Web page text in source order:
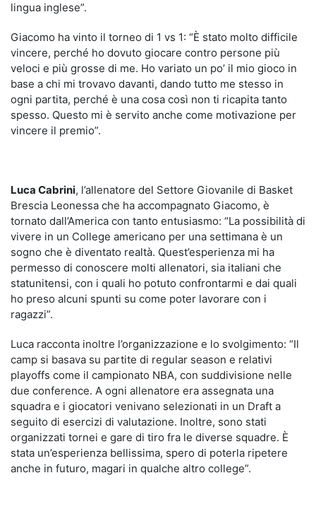
lingua inglese”.
Giacomo ha vinto il torneo di 1 vs 1: “È stato molto difficile
vincere, perché ho dovuto giocare contro persone più
veloci e più grosse di me. Ho variato un po’ il mio gioco in
base a chi mi trovavo davanti, dando tutto me stesso in
ogni partita, perché è una cosa così non ti ricapita tanto
spesso. Questo mi è servito anche come motivazione per
vincere il premio”.
Luca Cabrini, l’allenatore del Settore Giovanile di Basket
Brescia Leonessa che ha accompagnato Giacomo, è
tornato dall’America con tanto entusiasmo: “La possibilità di
vivere in un College americano per una settimana è un
sogno che è diventato realtà. Quest’esperienza mi ha
permesso di conoscere molti allenatori, sia italiani che
statunitensi, con i quali ho potuto confrontarmi e dai quali
ho preso alcuni spunti su come poter lavorare con i
ragazzi”.
Luca racconta inoltre l’organizzazione e lo svolgimento: “Il
camp si basava su partite di regular season e relativi
playoffs come il campionato NBA, con suddivisione nelle
due conference. A ogni allenatore era assegnata una
squadra e i giocatori venivano selezionati in un Draft a
seguito di esercizi di valutazione. Inoltre, sono stati
organizzati tornei e gare di tiro fra le diverse squadre. È
stata un’esperienza bellissima, spero di poterla ripetere
anche in futuro, magari in qualche altro college”.